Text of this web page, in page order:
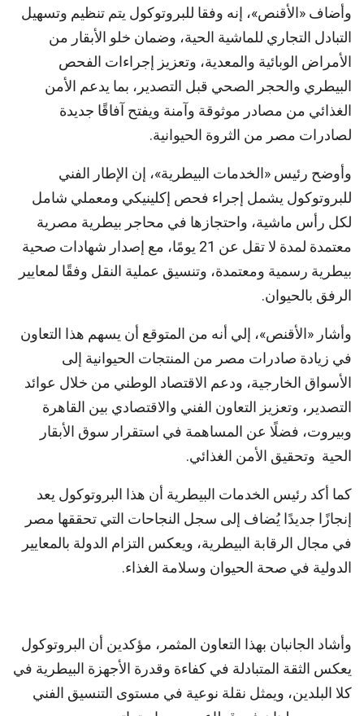
وأضاف «الأقنص»، إنه وفقا للبروتوكول يتم تنظيم وتسهيل
التبادل التجاري للماشية الحية، وضمان خلو الأبقار من
الأمراض الوبائية والمعدية، وتعزيز إجراءات الفحص
البيطري والحجر الصحي قبل التصدير، بما يدعم الأمن
الغذائي من مصادر موثوقة وآمنة ويفتح آفاقًا جديدة
لصادرات مصر من الثروة الحيوانية.
وأوضح رئيس «الخدمات البيطرية»، إن الإطار الفني
للبروتوكول يشمل إجراء فحص إكلينيكي ومعملي شامل
لكل رأس ماشية، واحتجازها في محاجر بيطرية مصرية
معتمدة لمدة لا تقل عن 21 يومًا، مع إصدار شهادات صحية
بيطرية رسمية ومعتمدة، وتنسيق عملية النقل وفقًا لمعايير
الرفق بالحيوان.
وأشار «الأقنص»، إلي أنه من المتوقع أن يسهم هذا التعاون
في زيادة صادرات مصر من المنتجات الحيوانية إلى
الأسواق الخارجية، ودعم الاقتصاد الوطني من خلال عوائد
التصدير، وتعزيز التعاون الفني والاقتصادي بين القاهرة
وبيروت، فضلًا عن المساهمة في استقرار سوق الأبقار
الحية وتحقيق الأمن الغذائي.
كما أكد رئيس الخدمات البيطرية أن هذا البروتوكول يعد
إنجازًا جديدًا يُضاف إلى سجل النجاحات التي تحققها مصر
في مجال الرقابة البيطرية، ويعكس التزام الدولة بالمعايير
الدولية في صحة الحيوان وسلامة الغذاء.
وأشاد الجانبان بهذا التعاون المثمر، مؤكدين أن البروتوكول
يعكس الثقة المتبادلة في كفاءة وقدرة الأجهزة البيطرية في
كلا البلدين، ويمثل نقلة نوعية في مستوى التنسيق الفني